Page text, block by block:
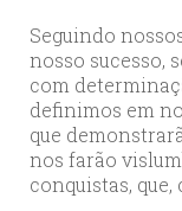
Seguindo
nosso sucesso,
com
definimos em
que
nos farão
conquistas,